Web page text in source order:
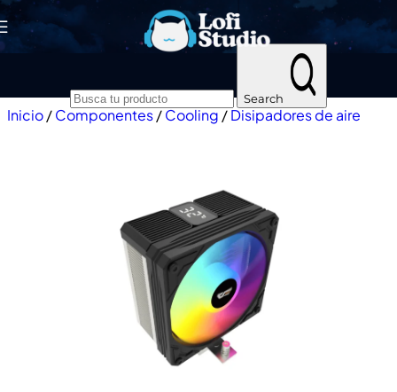
Skip to navigation Skip to main content
Search
Inicio/Componentes/Cooling /Disipadores de aire